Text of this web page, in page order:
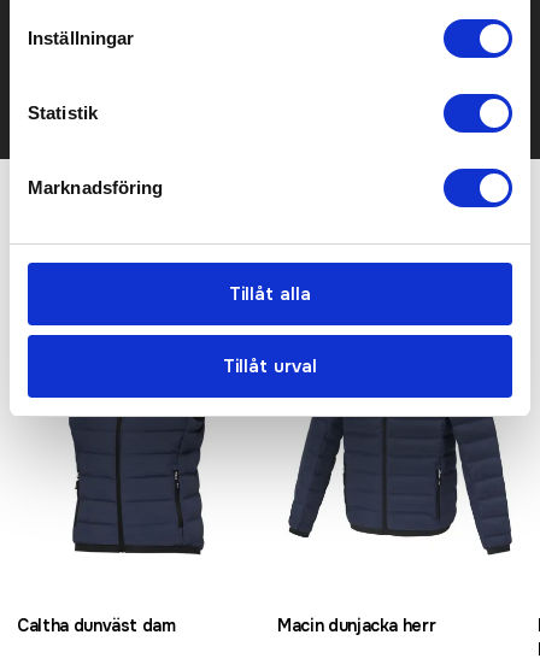
Inställningar
Statistik
Marknadsföring
Tillåt alla
Tillåt urval
Caltha dunväst dam Macin dunjacka herr